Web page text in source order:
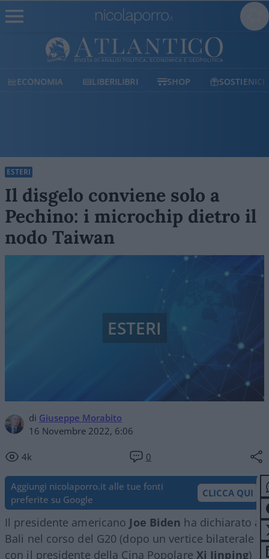
ECONOMIA LIBERILIBRI SHOP SOSTIENICI
ESTERI
Il disgelo conviene solo a
Pechino: i microchip dietro il
nodo Taiwan
di Giuseppe Morabito
16 Novembre 2022, 6:06
4k 0
ESTERI
Aggiungi nicolaporro.it alle tue fonti
preferite su Google
CLICCA QUI
Il presidente americano Joe Biden ha dichiarato a
Bali nel corso del G20 (dopo un vertice bilaterale
con il presidente della Cina Popolare Xi Jinping)